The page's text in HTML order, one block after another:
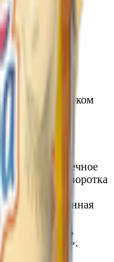
С молоком
подсолнечное
овсяная, сыворотка
сухое
йодированная
«Элен»
клетчатка,
«Пломбир».